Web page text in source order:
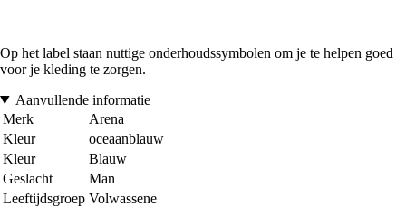
Op het label staan nuttige onderhoudssymbolen om je te helpen goed
voor je kleding te zorgen.
Aanvullende informatie
Merk
Arena
Kleur
oceaanblauw
Kleur
Blauw
Geslacht
Man
Leeftijdsgroep Volwassene